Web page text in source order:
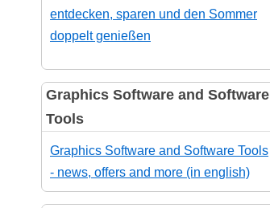
entdecken, sparen und den Sommer
doppelt genießen
Graphics Software and Software
Tools
Graphics Software and Software Tools
- news, offers and more (in english)